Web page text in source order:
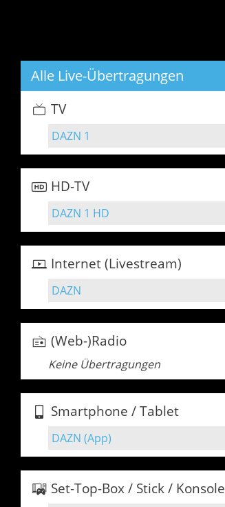
Alle Live-Übertragungen
TV
DAZN 1
HD-TV
DAZN 1 HD
Internet (Livestream)
DAZN
(Web-)Radio
Keine Übertragungen
Smartphone / Tablet
DAZN (App)
Set-Top-Box / Stick / Konsole